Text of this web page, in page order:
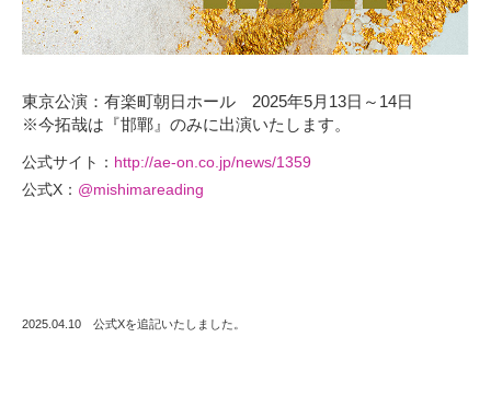
東京公演：有楽町朝日ホール 2025年5月13日～14日
※今拓哉は『邯鄲』のみに出演いたします。
公式サイト： http://ae-on.co.jp/news/1359
公式X： @mishimareading
2025.04.10 公式Xを追記いたしました。